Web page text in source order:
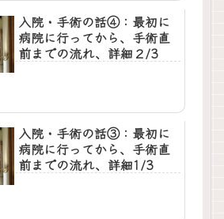
入院・手術の話④：最初に
病院に行ってから、手術直
前までの流れ、詳細２/3
入院・手術の話③：最初に
病院に行ってから、手術直
前までの流れ、詳細1/3